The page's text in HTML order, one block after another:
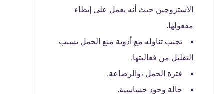
الأستروجين حيث أنه يعمل على إبطاء
مفعولها.
تجنب تناوله مع أدوية منع الحمل بسبب
التقليل من فعاليتها.
فترة الحمل ،والرضاعة.
حالة وجود حساسية.